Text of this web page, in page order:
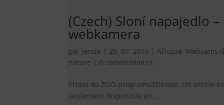
(Czech) Sloní napajedlo –
webkamera
par Jenda | 28. 07. 2016 | Afrique, Webcams
nature | 0 commentaires
Přidat do ZOO programu3Désolé, cet article
seulement disponible en...